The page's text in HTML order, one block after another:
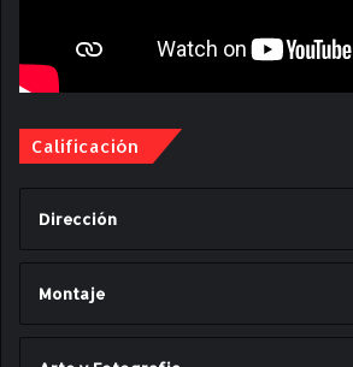
Calificación
Dirección
Montaje